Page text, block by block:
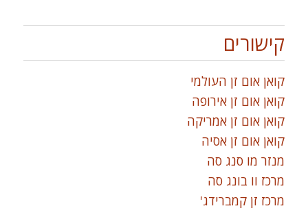
קישורים
קואן אום זן העולמי
קואן אום זן אירופה
קואן אום זן אמריקה
קואן אום זן אסיה
מנזר מו סנג סה
מרכז וו בונג סה
מרכז זן קמברידג'